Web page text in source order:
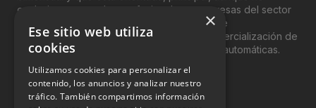
exclusivamente, a los profesionales y empresas del sector
del “Vending”; nombre con el que se conoce
genéricamente entre profesionales a la comercialización de
productos y servicios a través de máquinas automáticas.
INFORMACIÓN LEGAL
×
Ese sitio web utiliza
cookies
Utilizamos cookies para personalizar el
contenido, los anuncios y analizar nuestro
tráfico. También compartimos información